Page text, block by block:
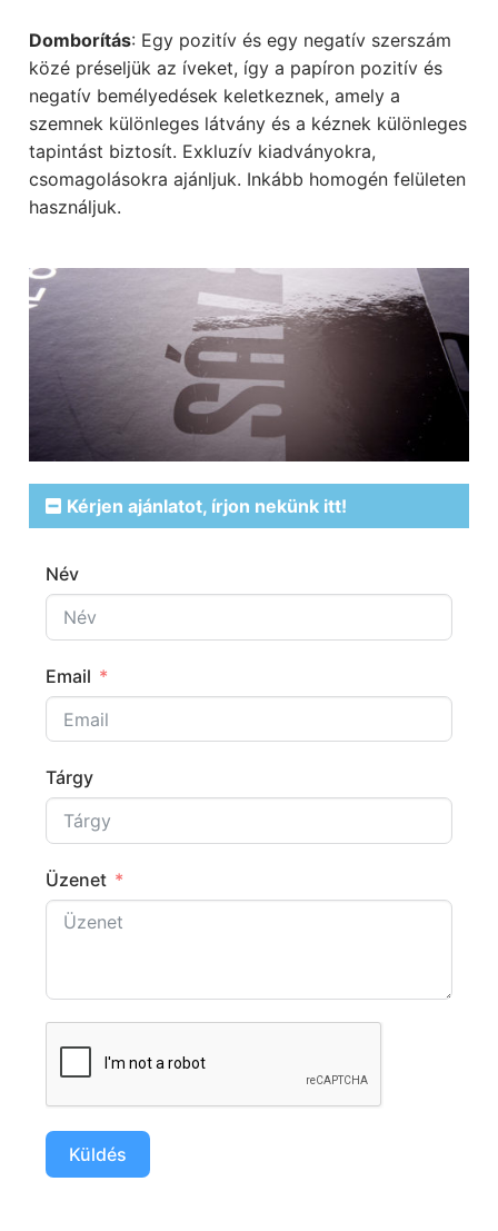
Domborítás: Egy pozitív és egy negatív szerszám
közé préseljük az íveket, így a papíron pozitív és
negatív bemélyedések keletkeznek, amely a
szemnek különleges látvány és a kéznek különleges
tapintást biztosít. Exkluzív kiadványokra,
csomagolásokra ajánljuk. Inkább homogén felületen
használjuk.
Kérjen ajánlatot, írjon nekünk itt!
Név
Email
Tárgy
Üzenet
Küldés